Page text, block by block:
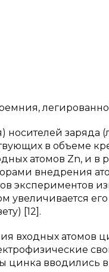
носителей заряда
в объеме
атомов Zn, и в
внедрения
экспериментов
увеличивается
[12].
входных атомов
цинка вводились